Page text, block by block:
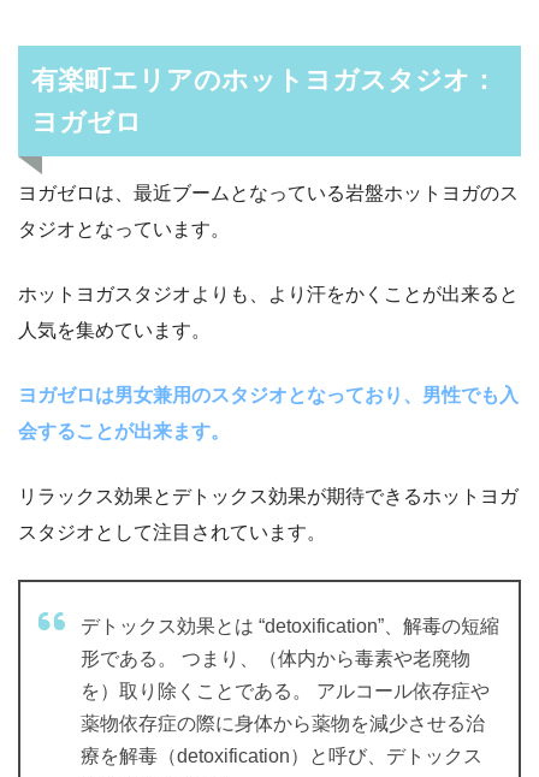
有楽町エリアのホットヨガスタジオ：
ヨガゼロ
ヨガゼロは、最近ブームとなっている岩盤ホットヨガのス
タジオとなっています。
ホットヨガスタジオよりも、より汗をかくことが出来ると
人気を集めています。
ヨガゼロは男女兼用のスタジオとなっており、男性でも入
会することが出来ます。
リラックス効果とデトックス効果が期待できるホットヨガ
スタジオとして注目されています。
デトックス効果とは “detoxification”、解毒の短縮
形である。 つまり、（体内から毒素や老廃物
を）取り除くことである。 アルコール依存症や
薬物依存症の際に身体から薬物を減少させる治
療を解毒（detoxification）と呼び、デトックス